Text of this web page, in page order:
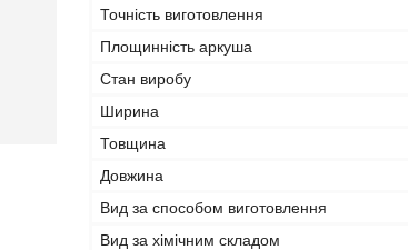
Точність виготовлення
Площинність аркуша
Стан виробу
Ширина
Товщина
Довжина
Вид за способом виготовлення
Вид за хімічним складом